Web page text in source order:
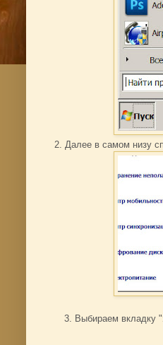
2. Далее в самом низу
3. Выбираем вкладку